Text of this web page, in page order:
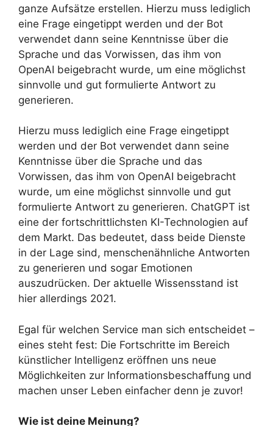
ganze Aufsätze erstellen. Hierzu muss lediglich
eine Frage eingetippt werden und der Bot
verwendet dann seine Kenntnisse über die
Sprache und das Vorwissen, das ihm von
OpenAI beigebracht wurde, um eine möglichst
sinnvolle und gut formulierte Antwort zu
generieren.
Hierzu muss lediglich eine Frage eingetippt
werden und der Bot verwendet dann seine
Kenntnisse über die Sprache und das
Vorwissen, das ihm von OpenAI beigebracht
wurde, um eine möglichst sinnvolle und gut
formulierte Antwort zu generieren. ChatGPT ist
eine der fortschrittlichsten KI-Technologien auf
dem Markt. Das bedeutet, dass beide Dienste
in der Lage sind, menschenähnliche Antworten
zu generieren und sogar Emotionen
auszudrücken. Der aktuelle Wissensstand ist
hier allerdings 2021.
Egal für welchen Service man sich entscheidet –
eines steht fest: Die Fortschritte im Bereich
künstlicher Intelligenz eröffnen uns neue
Möglichkeiten zur Informationsbeschaffung und
machen unser Leben einfacher denn je zuvor!
Wie ist deine Meinung?